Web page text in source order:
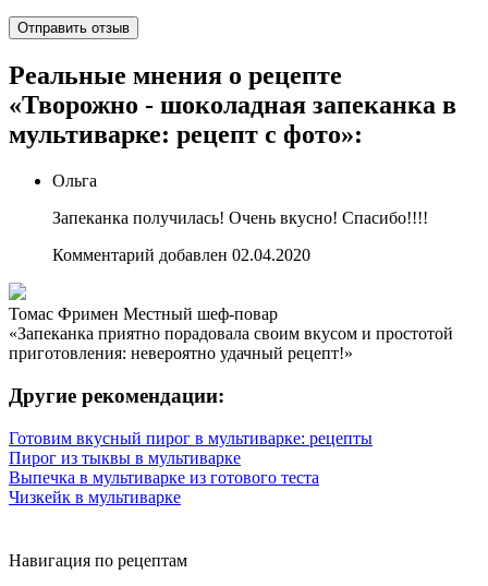
Реальные мнения о рецепте
«Творожно - шоколадная запеканка в
мультиварке: рецепт с фото»:
Ольга
Запеканка получилась! Очень вкусно! Спасибо!!!!
Комментарий добавлен 02.04.2020
Томас Фримен Местный шеф-повар
«Запеканка приятно порадовала своим вкусом и простотой
приготовления: невероятно удачный рецепт!»
Другие рекомендации:
Готовим вкусный пирог в мультиварке: рецепты
Пирог из тыквы в мультиварке
Выпечка в мультиварке из готового теста
Чизкейк в мультиварке
Навигация по рецептам